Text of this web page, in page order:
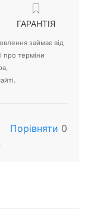
ГАРАНТІЯ
займає від
про терміни
Порівняти 0